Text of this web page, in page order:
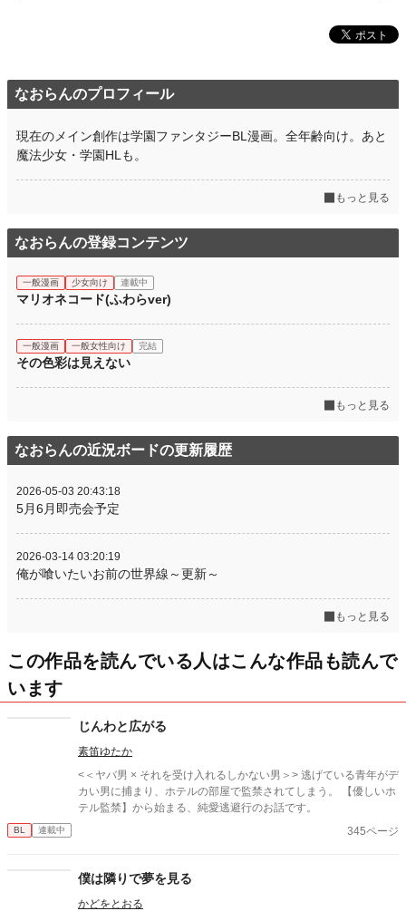
なおらんのプロフィール
現在のメイン創作は学園ファンタジーBL漫画。全年齢向け。あと
魔法少女・学園HLも。
もっと見る
なおらんの登録コンテンツ
一般漫画 少女向け 連載中
マリオネコード(ふわらver)
一般漫画 一般女性向け 完結
その色彩は見えない
もっと見る
なおらんの近況ボードの更新履歴
2026-05-03 20:43:18
5月6月即売会予定
2026-03-14 03:20:19
俺が喰いたいお前の世界線～更新～
もっと見る
この作品を読んでいる人はこんな作品も読んで
います
じんわと広がる
素笛ゆたか
<＜ヤバ男 × それを受け入れるしかない男＞> 逃げている青年がデ
カい男に捕まり、ホテルの部屋で監禁されてしまう。 【優しいホ
テル監禁】から始まる、純愛逃避行のお話です。
BL 連載中 345ページ
僕は隣りで夢を見る
かどをとおる